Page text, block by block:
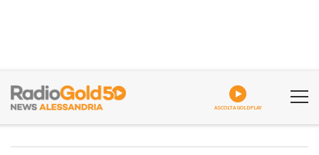
ASCOLTA GOLDPLAY